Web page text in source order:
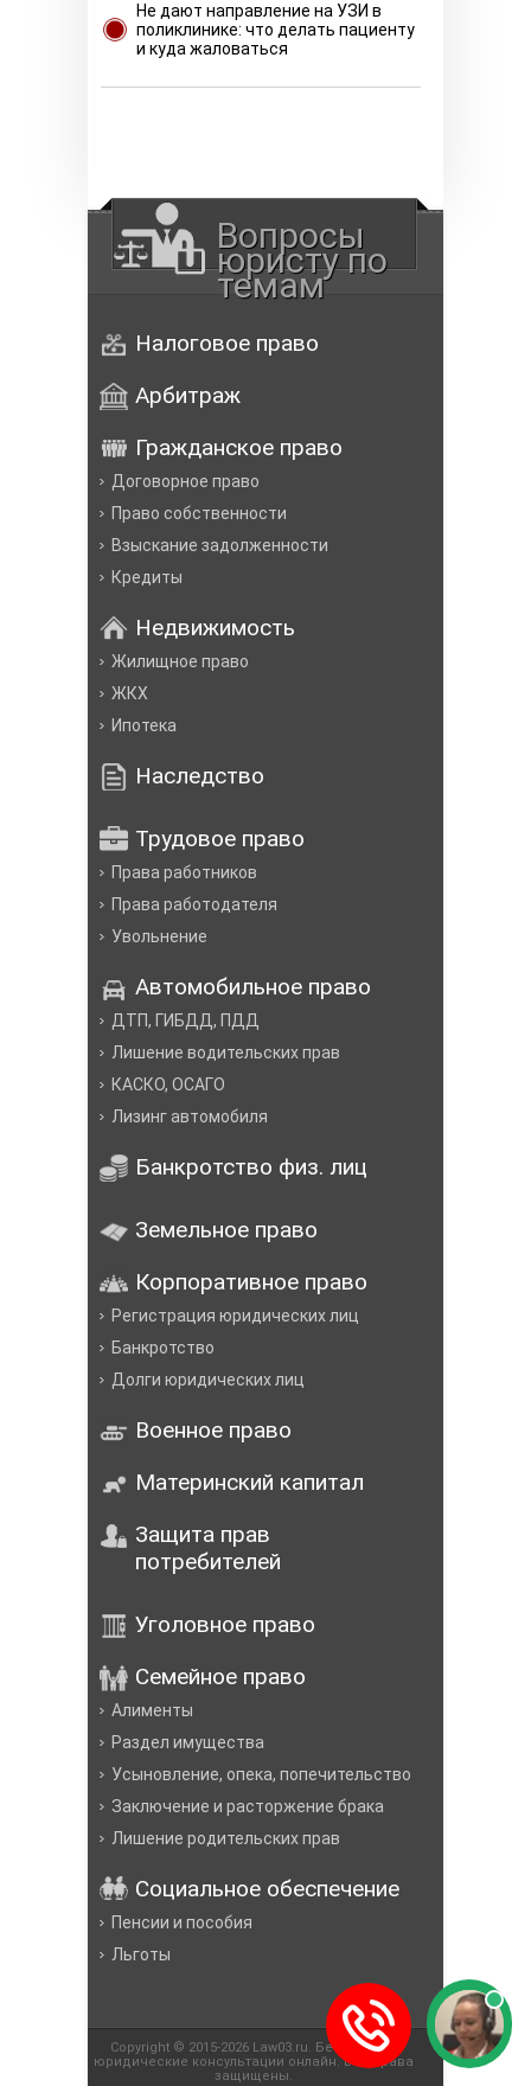
Не дают направление на УЗИ в
поликлинике: что делать пациенту
и куда жаловаться
Вопросы
юристу по
темам
Налоговое право
Арбитраж
Гражданское право
Договорное право
Право собственности
Взыскание задолженности
Кредиты
Недвижимость
Жилищное право
ЖКХ
Ипотека
Наследство
Трудовое право
Права работников
Права работодателя
Увольнение
Автомобильное право
ДТП, ГИБДД, ПДД
Лишение водительских прав
КАСКО, ОСАГО
Лизинг автомобиля
Банкротство физ. лиц
Земельное право
Корпоративное право
Регистрация юридических лиц
Банкротство
Долги юридических лиц
Военное право
Материнский капитал
Защита прав
потребителей
Уголовное право
Семейное право
Алименты
Раздел имущества
Усыновление, опека, попечительство
Заключение и расторжение брака
Лишение родительских прав
Социальное обеспечение
Пенсии и пособия
Льготы
Copyright © 2015-2026 Law03.ru. Бесплатные
юридические консультации онлайн. Все права
защищены.